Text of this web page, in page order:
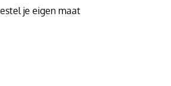
je eigen maat